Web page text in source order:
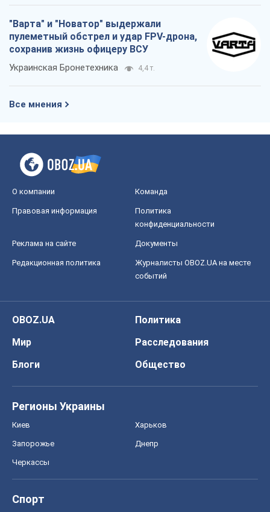
"Варта" и "Новатор" выдержали
пулеметный обстрел и удар FPV-дрона,
сохранив жизнь офицеру ВСУ
Украинская Бронетехника 4,4 т.
Все мнения
О компании Команда
Правовая информация
Политика
конфиденциальности
Реклама на сайте Документы
Редакционная политика
Журналисты OBOZ.UA на месте
событий
OBOZ.UA
Политика
Мир
Расследования
Блоги
Общество
Регионы Украины
Киев Харьков
Запорожье Днепр
Черкассы
Спорт